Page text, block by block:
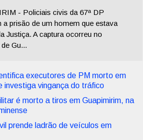
- Policiais civis da 67ª DP
a prisão de um homem que estava
Justiça. A captura ocorreu no
Gu...
executores de PM morto em
investiga vingança do tráfico
é morto a tiros em Guapimirim, na
prende ladrão de veículos em